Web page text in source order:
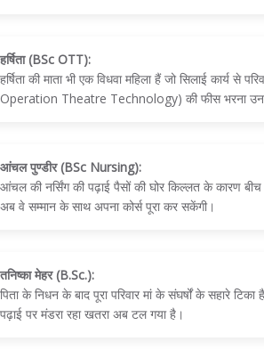
हर्षिता (BSc OTT):
हर्षिता की माता भी एक विधवा महिला हैं जो सिलाई कार्य
Operation Theatre Technology) की फीस भरना
आंचल पुण्डीर (BSc Nursing):
आंचल की नर्सिंग की पढ़ाई पैसों की घोर किल्लत के कारण
अब वे सम्मान के साथ अपना कोर्स पूरा कर सकेंगी।
तनिष्का मेहर (B.Sc.):
पिता के निधन के बाद पूरा परिवार मां के संघर्षों के सहारे
पढ़ाई पर मंडरा रहा खतरा अब टल गया है।